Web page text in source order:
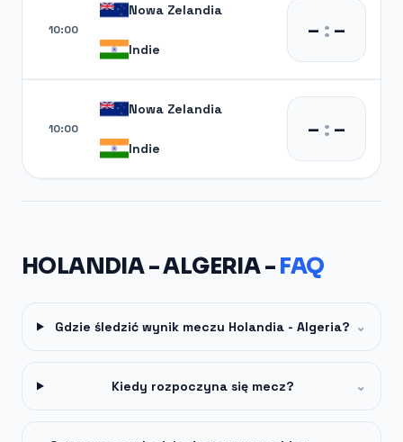
10:00
Nowa Zelandia
Indie
– :–
10:00
Nowa Zelandia
Indie
– :–
HOLANDIA - ALGERIA - FAQ
Gdzie śledzić wynik meczu Holandia - Algeria? ⌄
Kiedy rozpoczyna się mecz? ⌄